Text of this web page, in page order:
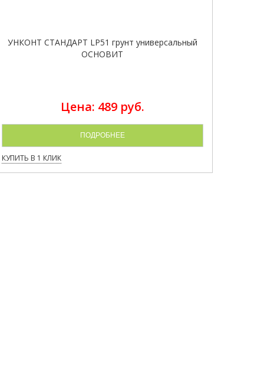
УНКОНТ СТАНДАРТ LP51 грунт универсальный
ОСНОВИТ
Цена: 489 руб.
ПОДРОБНЕЕ
КУПИТЬ В 1 КЛИК